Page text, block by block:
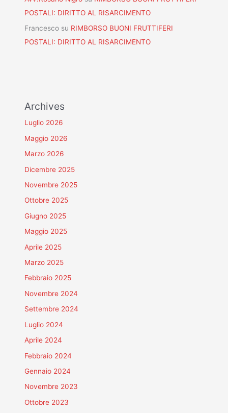
POSTALI: DIRITTO AL RISARCIMENTO
Francesco su RIMBORSO BUONI FRUTTIFERI
POSTALI: DIRITTO AL RISARCIMENTO
Archives
Luglio 2026
Maggio 2026
Marzo 2026
Dicembre 2025
Novembre 2025
Ottobre 2025
Giugno 2025
Maggio 2025
Aprile 2025
Marzo 2025
Febbraio 2025
Novembre 2024
Settembre 2024
Luglio 2024
Aprile 2024
Febbraio 2024
Gennaio 2024
Novembre 2023
Ottobre 2023